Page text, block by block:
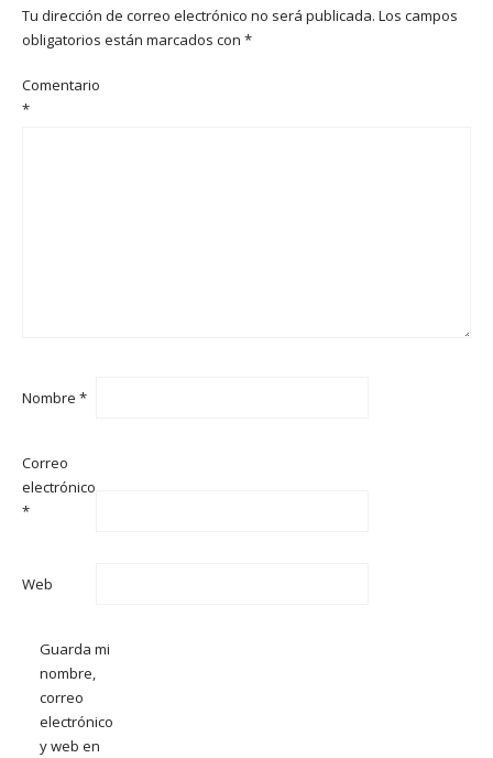
Tu dirección de correo electrónico no será publicada. Los campos
obligatorios están marcados con *
Comentario
*
Nombre *
Correo
electrónico
*
Web
Guarda mi
nombre,
correo
electrónico
y web en